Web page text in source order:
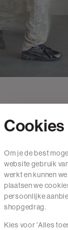
Mail ons
020 - 3412 650
Van maandag t/m
Cookies
Om je de best
website gebruik
werkt en kunnen
plaatsen we
persoonlijke
shopgedrag.
Kies voor 'Alles